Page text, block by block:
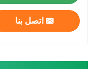
اتصل بنا